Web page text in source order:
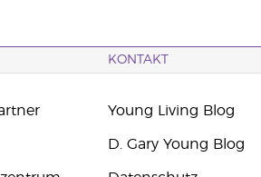
KONTAKT
Young Living Blog
D. Gary Young Blog